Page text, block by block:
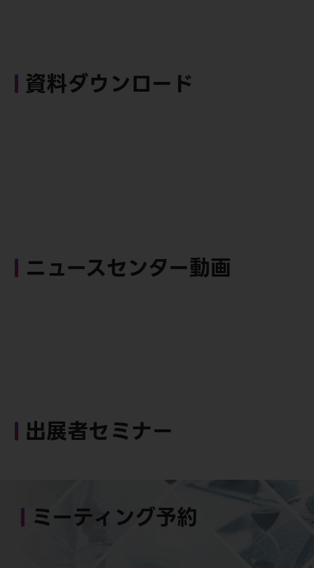
資料ダウンロード
ニュースセンター動画
出展者セミナー
ミーティング予約